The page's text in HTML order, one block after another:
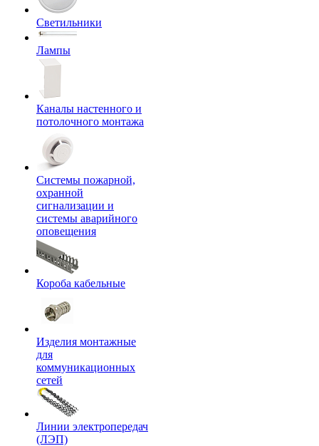
Светильники
Лампы
Каналы настенного и
потолочного монтажа
Системы пожарной,
охранной
сигнализации и
системы аварийного
оповещения
Короба кабельные
Изделия монтажные
для
коммуникационных
сетей
Линии электропередач
(ЛЭП)